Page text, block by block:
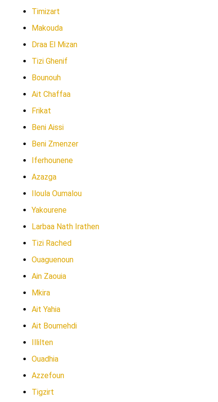
Timizart
Makouda
Draa El Mizan
Tizi Ghenif
Bounouh
Ait Chaffaa
Frikat
Beni Aissi
Beni Zmenzer
Iferhounene
Azazga
Iloula Oumalou
Yakourene
Larbaa Nath Irathen
Tizi Rached
Ouaguenoun
Ain Zaouia
Mkira
Ait Yahia
Ait Boumehdi
Illilten
Ouadhia
Azzefoun
Tigzirt